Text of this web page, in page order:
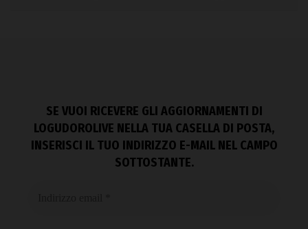
SE VUOI RICEVERE GLI AGGIORNAMENTI DI
LOGUDOROLIVE NELLA TUA CASELLA DI POSTA,
INSERISCI IL TUO INDIRIZZO E-MAIL NEL CAMPO
SOTTOSTANTE.